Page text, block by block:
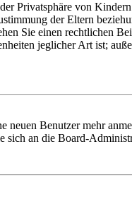
Privatsphäre von
der Eltern
Sie einen rechtlichen
jeglicher Art ist;
Benutzer mehr
sich an die Board-